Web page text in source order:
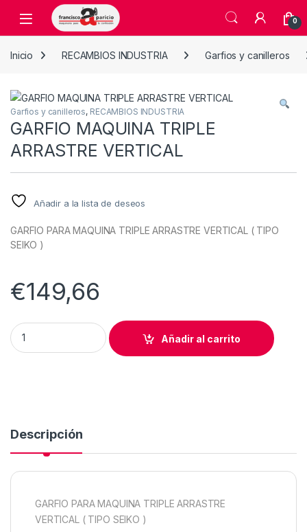
Skip to navigation
Skip to content
Open 0
Inicio RECAMBIOS INDUSTRIA Garfios y canilleros
Garfios y canilleros, RECAMBIOS INDUSTRIA
GARFIO MAQUINA TRIPLE
ARRASTRE VERTICAL
Añadir a la lista de deseos
GARFIO PARA MAQUINA TRIPLE ARRASTRE VERTICAL ( TIPO
SEIKO )
€149,66
GARFIO MAQUINA TRIPLE ARRASTRE VERTICAL quantity
Añadir al carrito
Descripción
GARFIO PARA MAQUINA TRIPLE ARRASTRE
VERTICAL ( TIPO SEIKO )